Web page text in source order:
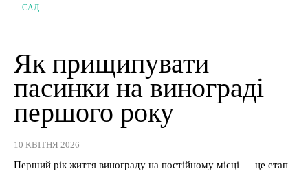
САД
Як прищипувати
пасинки на винограді
першого року
10 КВІТНЯ 2026
Перший рік життя винограду на постійному місці — це етап